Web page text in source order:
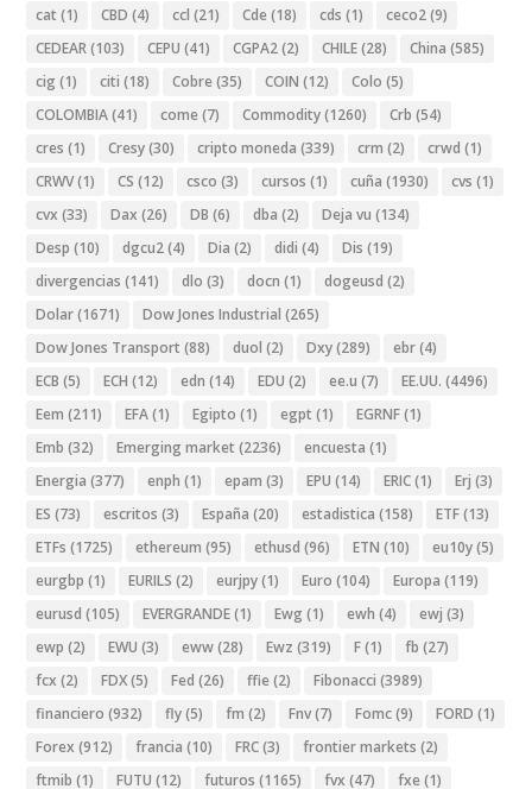
cat (1) CBD (4) ccl (21) Cde (18) cds (1) ceco2(9)
CEDEAR(103) CEPU (41) CGPA2(2) CHILE(28) China (585)
cig (1) citi (18) Cobre (35) COIN (12) Colo (5)
COLOMBIA(41) come (7) Commodity(1260) Crb (54)
cres (1) Cresy(30) cripto moneda (339) crm (2) crwd (1)
CRWV(1) CS (12) csco (3) cursos (1) cuña (1930) cvs (1)
cvx (33) Dax (26) DB (6) dba (2) Deja vu (134)
Desp (10) dgcu2(4) Dia (2) didi (4) Dis (19)
divergencias (141) dlo (3) docn (1) dogeusd (2)
Dolar(1671) Dow Jones Industrial (265)
Dow Jones Transport (88) duol (2) Dxy(289) ebr(4)
ECB (5) ECH (12) edn (14) EDU (2) ee.u (7) EE.UU. (4496)
Eem (211) EFA(1) Egipto (1) egpt (1) EGRNF(1)
Emb (32) Emerging market (2236) encuesta (1)
Energia (377) enph (1) epam (3) EPU (14) ERIC(1) Erj (3)
ES (73) escritos (3) España (20) estadistica (158) ETF(13)
ETFs (1725) ethereum (95) ethusd (96) ETN (10) eu10y(5)
eurgbp (1) EURILS (2) eurjpy(1) Euro (104) Europa (119)
eurusd (105) EVERGRANDE(1) Ewg (1) ewh (4) ewj (3)
ewp (2) EWU (3) eww(28) Ewz (319) F(1) fb (27)
fcx (2) FDX(5) Fed (26) ffie (2) Fibonacci (3989)
financiero (932) fly(5) fm (2) Fnv(7) Fomc(9) FORD (1)
Forex (912) francia (10) FRC(3) frontier markets (2)
ftmib (1) FUTU (12) futuros (1165) fvx (47) fxe (1)